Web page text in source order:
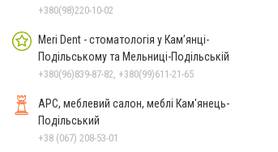
+380(98)220-10-02
Meri Dent - стоматологія у Кам’янці-
Подільському та Мельниці-Подільській
+380(96)839-87-82, +380(99)611-21-65
АРС, меблевий салон, меблі Кам'янець-
Подільський
+38 (067) 208-53-01